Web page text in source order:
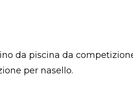
da piscina da
per nasello.